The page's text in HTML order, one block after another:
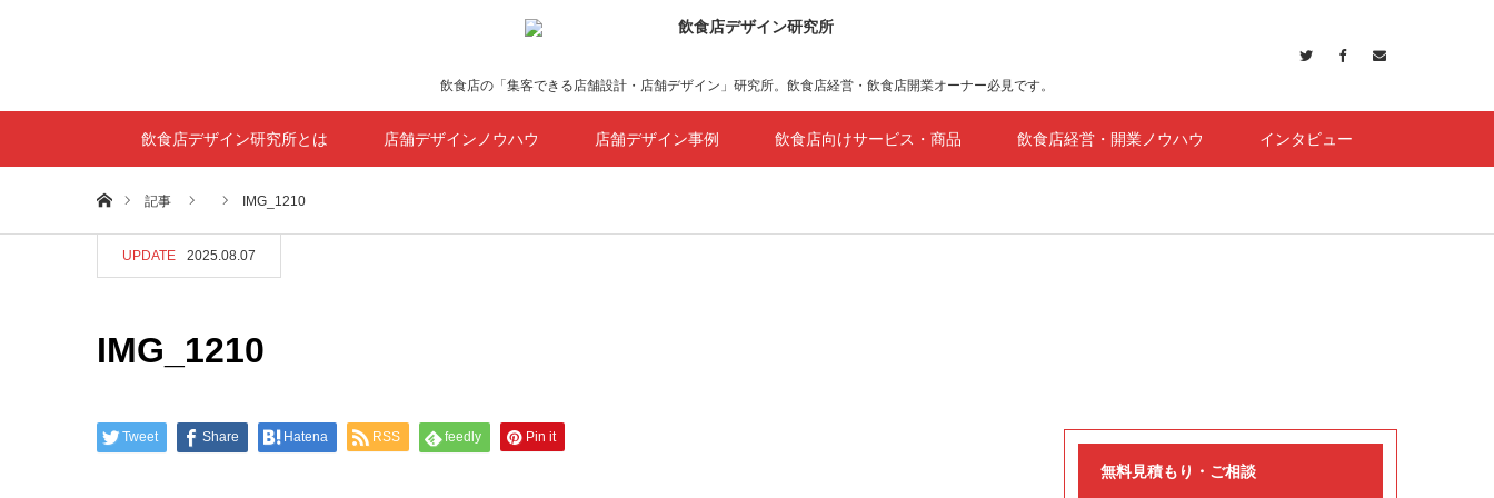
飲食店の「集客できる店舗設計・店舗デザイン」研究所。飲食店経営・飲食店開業オーナー必見です。
飲食店デザイン研究所とは 店舗デザインノウハウ 店舗デザイン事例 飲食店向けサービス・商品 飲食店経営・開業ノウハウ インタビュー
ホーム記事 IMG_1210
UPDATE 2025.08.07
IMG_1210
Tweet Share Hatena RSS feedly Pin it
無料見積もり・ご相談